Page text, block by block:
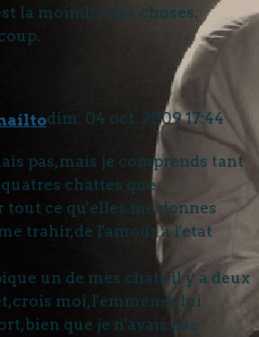
la moindre des choses.
dim. 04 oct. 2009 17:44
pas,mais je comprends tant
chattes que
tout ce qu'elles me donnes
trahir,de l'amour a l'etat
un de mes chats il y a deux
moi,l'emmener lui
que je n'avais pas